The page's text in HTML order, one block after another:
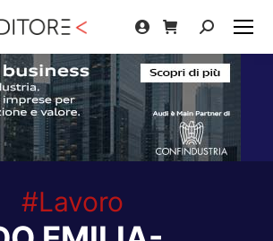
Cerca:
#Lavoro